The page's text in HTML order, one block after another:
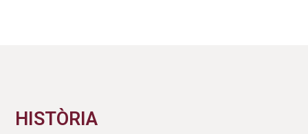
HISTÒRIA